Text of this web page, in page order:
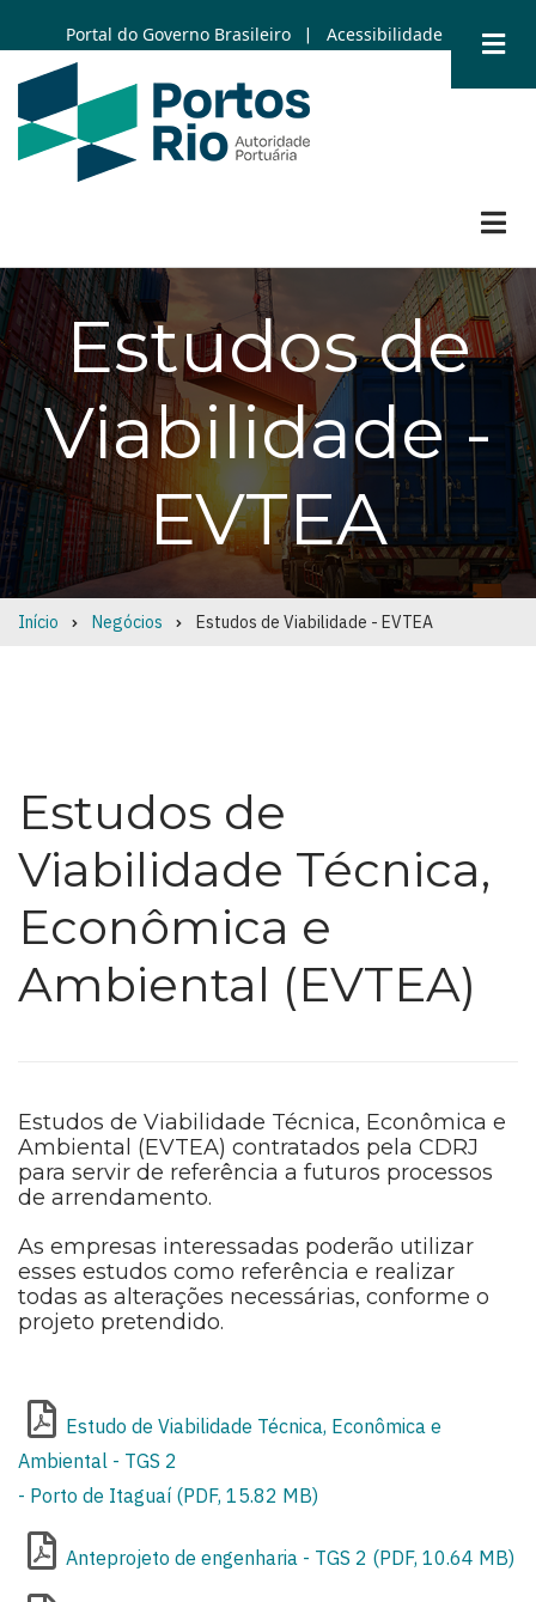
to
main
content
Portal do Governo Brasileiro | Acessibilidade
Estudos de
Viabilidade -
EVTEA
Breadcrumb
Início Negócios Estudos de Viabilidade - EVTEA
Estudos de
Viabilidade Técnica,
Econômica e
Ambiental (EVTEA)
Estudos de Viabilidade Técnica, Econômica e
Ambiental (EVTEA) contratados pela CDRJ
para servir de referência a futuros processos
de arrendamento.
As empresas interessadas poderão utilizar
esses estudos como referência e realizar
todas as alterações necessárias, conforme o
projeto pretendido.
Estudo de Viabilidade Técnica, Econômica e
Ambiental - TGS 2
- Porto de Itaguaí (PDF, 15.82 MB)
Anteprojeto de engenharia - TGS 2 (PDF, 10.64 MB)